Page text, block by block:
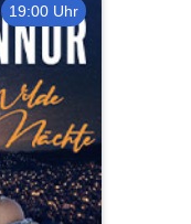
19:00 Uhr